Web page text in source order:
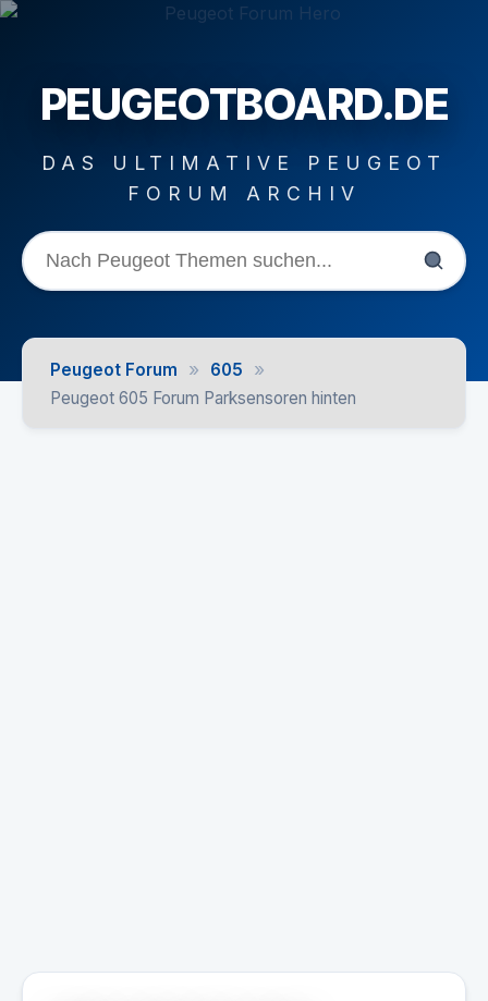
PEUGEOTBOARD.DE
DAS ULTIMATIVE PEUGEOT
FORUM ARCHIV
Peugeot Forum » 605 »
Peugeot 605 Forum Parksensoren hinten